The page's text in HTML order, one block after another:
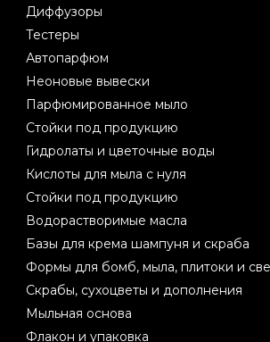
Диффузоры
Тестеры
Автопарфюм
Неоновые вывески
Парфюмированное мыло
Стойки под продукцию
Гидролаты и цветочные воды
Кислоты для мыла с нуля
Стойки под продукцию
Водорастворимые масла
Базы для крема шампуня и скраба
Формы для бомб, мыла, плитоки и
Скрабы, сухоцветы и дополнения
Мыльная основа
Флакон и упаковка